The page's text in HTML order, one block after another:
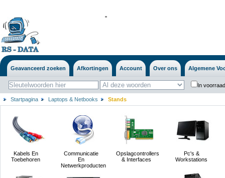
''
Geavanceerd zoeken Afkortingen Account Over ons Algemene
In
Startpagina Laptops & Netbooks Stands
Kabels En
Toebehoren
Communicatie
En
Netwerkproducten
Opslagcontrollers
& Interfaces
Pc's &
Workstations